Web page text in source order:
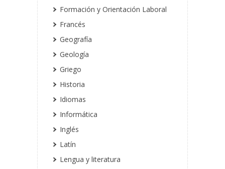
Formación y Orientación Laboral
Francés
Geografía
Geología
Griego
Historia
Idiomas
Informática
Inglés
Latín
Lengua y literatura